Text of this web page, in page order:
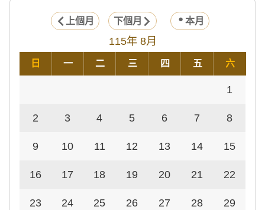
上個月 下個月 本月
115年 8月
日 一 二 三 四 五 六
1
2 3 4 5 6 7 8
9 10 11 12 13 14 15
16 17 18 19 20 21 22
23 24 25 26 27 28 29